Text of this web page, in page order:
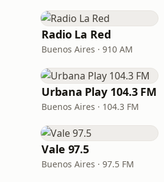
Radio La Red
Buenos Aires · 910 AM
Urbana Play 104.3 FM
Buenos Aires · 104.3 FM
Vale 97.5
Buenos Aires · 97.5 FM